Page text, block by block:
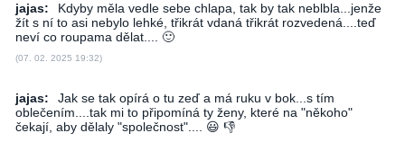
jajas:
Kdyby měla vedle sebe chlapa, tak by tak neblbla...jenže
žít s ní to asi nebylo lehké, třikrát vdaná třikrát rozvedená....teď
neví co roupama dělat.... 🙂
(07. 02. 2025 19:32)
jajas:
Jak se tak opírá o tu zeď a má ruku v bok...s tím
oblečením....tak mi to připomíná ty ženy, které na "někoho"
čekají, aby dělaly "společnost".... 😃 👎